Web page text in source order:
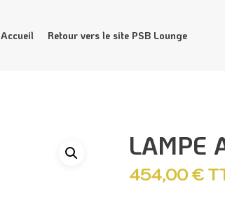
Accueil Retour vers le site PSB Lounge
LAMPE
454,00€